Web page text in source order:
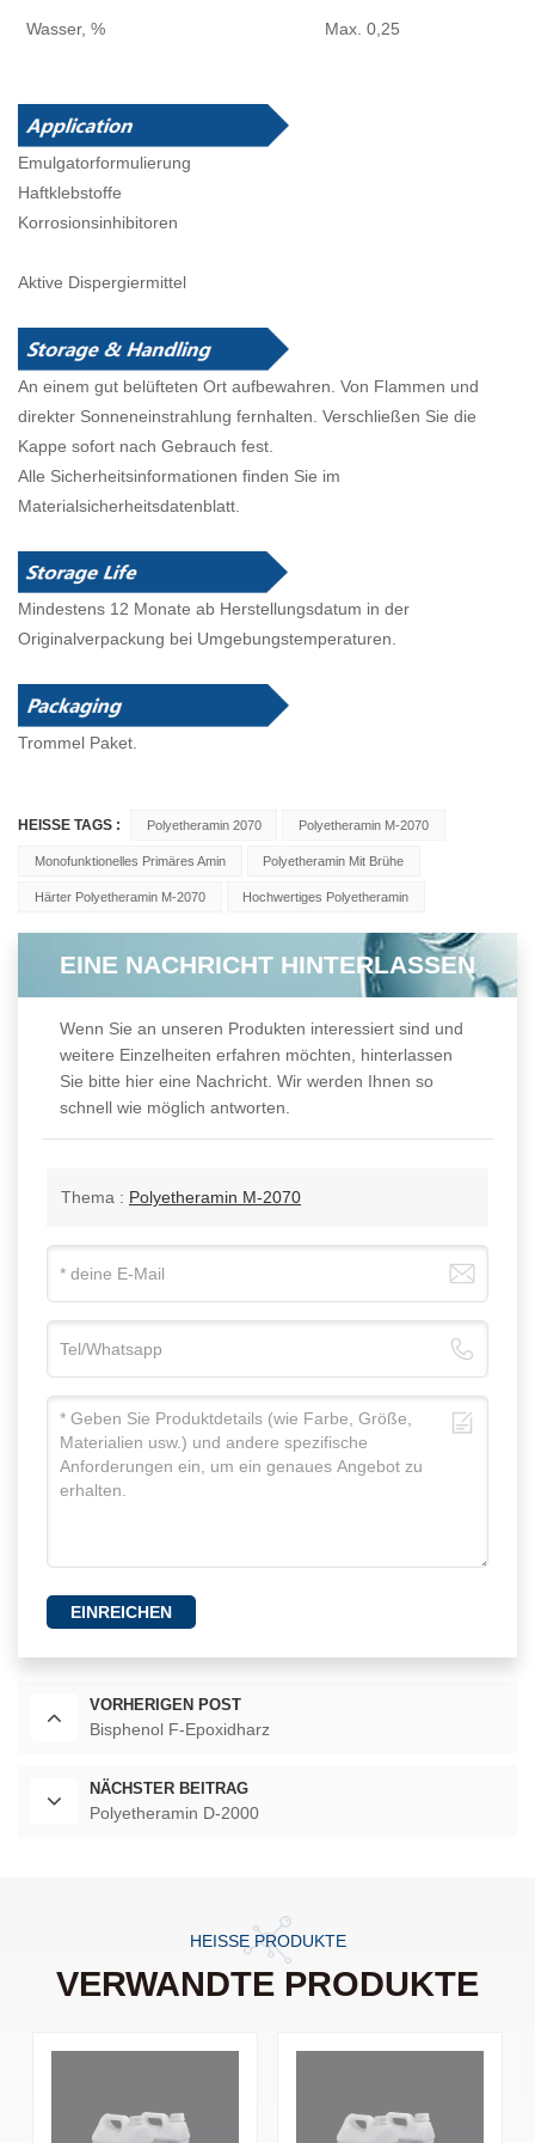
Wasser, % Max. 0,25
Emulgatorformulierung
Haftklebstoffe
Korrosionsinhibitoren
Aktive Dispergiermittel
An einem gut belüfteten Ort aufbewahren. Von Flammen und
direkter Sonneneinstrahlung fernhalten. Verschließen Sie die
Kappe sofort nach Gebrauch fest.
Alle Sicherheitsinformationen finden Sie im
Materialsicherheitsdatenblatt.
Mindestens 12 Monate ab Herstellungsdatum in der
Originalverpackung bei Umgebungstemperaturen.
Trommel Paket.
HEISSE TAGS : Polyetheramin 2070 Polyetheramin M-2070
Monofunktionelles Primäres Amin Polyetheramin Mit Brühe
Härter Polyetheramin M-2070 Hochwertiges Polyetheramin
EINE NACHRICHT HINTERLASSEN
Wenn Sie an unseren Produkten interessiert sind und
weitere Einzelheiten erfahren möchten, hinterlassen
Sie bitte hier eine Nachricht. Wir werden Ihnen so
schnell wie möglich antworten.
Thema : Polyetheramin M-2070
EINREICHEN
VORHERIGEN POST
Bisphenol F-Epoxidharz
NÄCHSTER BEITRAG
Polyetheramin D-2000
HEISSE PRODUKTE
VERWANDTE PRODUKTE